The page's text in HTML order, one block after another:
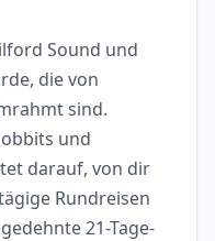
Sound und
die von
sind.
und
darauf, von dir
Rundreisen
21-Tage-